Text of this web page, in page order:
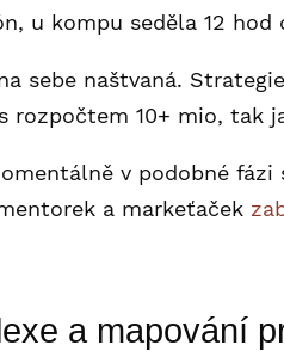
u kompu seděla 12
sebe naštvaná.
rozpočtem 10+ mio, tak
v podobné
a markeťaček
a mapování